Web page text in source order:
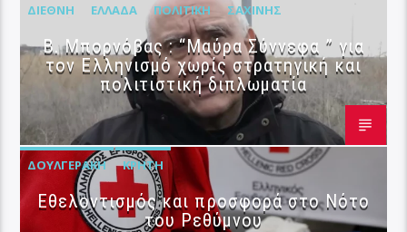
ΔΙΕΘΝΉ ΕΛΛΆΔΑ ΠΟΛΙΤΙΚΉ ΣΑΧΊΝΗΣ
B. Μπορνόβας : “Μαύρα Σύννεφα ” για
τον Ελληνισμό χωρίς στρατηγική και
πολιτιστική διπλωματία
ΔΟΥΛΓΕΡΆΚΗ ΚΡΉΤΗ
Εθελοντισμός και προσφορά στο Νότο
του Ρεθύμνου